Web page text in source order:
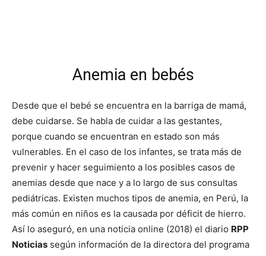
Anemia en bebés
Desde que el bebé se encuentra en la barriga de mamá,
debe cuidarse. Se habla de cuidar a las gestantes,
porque cuando se encuentran en estado son más
vulnerables. En el caso de los infantes, se trata más de
prevenir y hacer seguimiento a los posibles casos de
anemias desde que nace y a lo largo de sus consultas
pediátricas. Existen muchos tipos de anemia, en Perú, la
más común en niños es la causada por déficit de hierro.
Así lo aseguró, en una noticia online (2018) el diario RPP
Noticias según información de la directora del programa